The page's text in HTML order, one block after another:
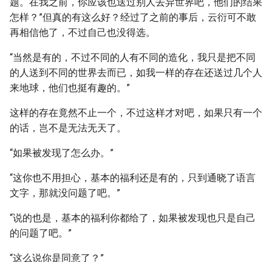
怎样？”但真的有这么好？经过了之前的事后，云衍可不敢
再相信他了，不过自己也没得选。
“当然是有的，不过不同的人有不同的造化，我只是把不同
的人送到不同的世界去而已，如我一样的存在还送过几个人
来地球，他们也挺有趣的。”
这样的存在竟然不止一个，不过这样才对吧，如果只有一个
的话，岂不是无法无天了。
“如果被发现了怎么办。”
“这你也不用担心，基本的福利还是有的，只到通晓了语言
文字，那就没问题了吧。”
“说的也是，基本的福利你都给了，如果被发现也只是自己
的问题了吧。”
“这么说你是同意了？”